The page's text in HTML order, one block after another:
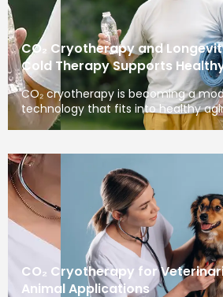
CO₂ Cryotherapy and
Cold Therapy Supports
CO₂ cryotherapy is becoming a
technology that fits into healthy
CO₂ Cryotherapy for
Animal Applications